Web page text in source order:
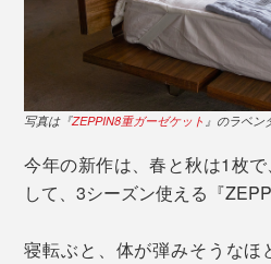
写真は『ZEPPIN8重ガーゼケット 』のラベン
今年の新作は、春と秋は1枚
して、3シーズン使える『
寝転ぶと、体が弾みそうなほ